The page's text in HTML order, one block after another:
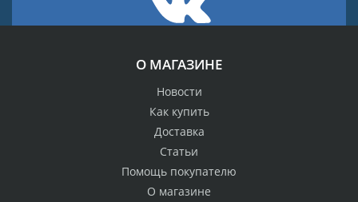
О МАГАЗИНЕ
Новости
Как купить
Доставка
Статьи
Помощь покупателю
О магазине